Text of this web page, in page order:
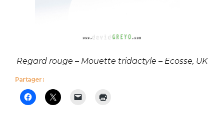
Regard rouge – Mouette tridactyle – Ecosse, UK
Partager :